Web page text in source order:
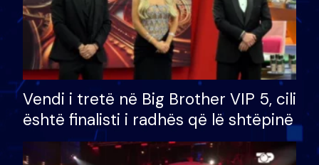
Vendi i tretë në Big Brother VIP 5, cili
është finalisti i radhës që lë shtëpinë